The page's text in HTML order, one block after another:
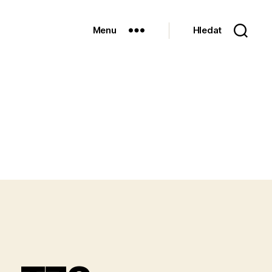
Menu Hledat